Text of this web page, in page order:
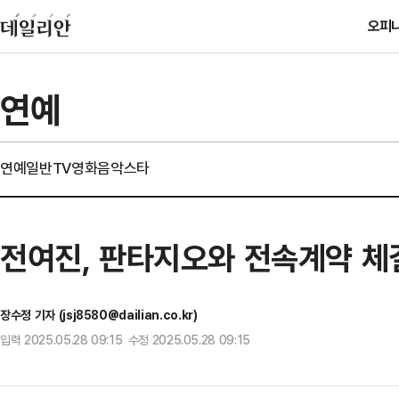
오피
연예
연예일반TV영화음악스타
전여진, 판타지오와 전속계약 체
장수정 기자 (jsj8580@dailian.co.kr)
입력 2025.05.28 09:15 수정 2025.05.28 09:15